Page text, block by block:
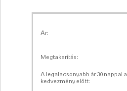
Ár:
Megtakarítás:
A legalacsonyabb ár 30 nappal a
kedvezmény előtt: